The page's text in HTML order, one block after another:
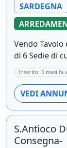
SARDEGNA
Vendo
di 6 Sedie di
Inserito: 5 mesi fa
VEDI
S.Antioco
Consegna-